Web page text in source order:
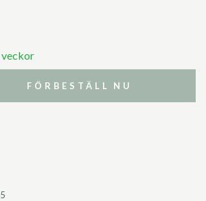
veckor
FÖRBESTÄLL NU